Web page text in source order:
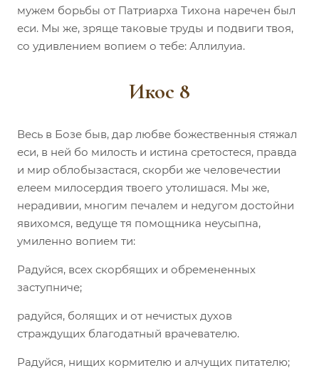
мужем борьбы от Патриарха Тихона наречен был
еси. Мы же, зряще таковые труды и подвиги твоя,
со удивлением вопием о тебе: Аллилуиа.
Икос 8
Весь в Бозе быв, дар любве божественныя стяжал
еси, в ней бо милость и истина сретостеся, правда
и мир облобызастася, скорби же человечестии
елеем милосердия твоего утолишася. Мы же,
нерадивии, многим печалем и недугом достойни
явихомся, ведуще тя помощника неусыпна,
умиленно вопием ти:
Радуйся, всех скорбящих и обремененных
заступниче;
радуйся, болящих и от нечистых духов
страждущих благодатный врачевателю.
Радуйся, нищих кормителю и алчущих питателю;